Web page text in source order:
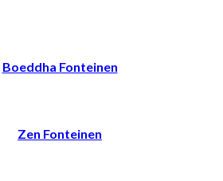
Boeddha Fonteinen
Zen Fonteinen